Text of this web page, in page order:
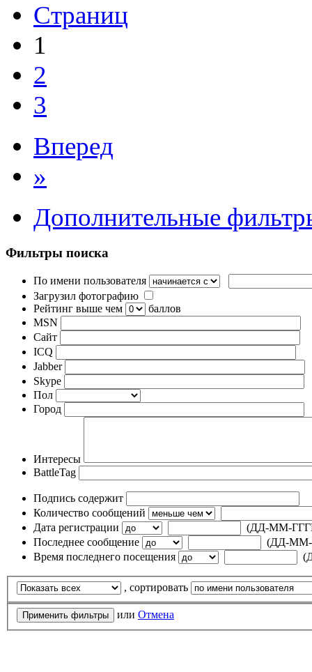
Страниц
1
2
3
Вперед
»
Дополнительные
Фильтры поиска
По имени пользователя
Загрузил фотографию
Рейтинг выше чем
баллов
MSN
Сайт
ICQ
Jabber
Skype
Пол
Город
Интересы
BattleTag
Подпись содержит
Количество сообщений
Дата регистрации
(ДД-ММ-
Последнее сообщение
(ДД-ММ-
Время последнего посещения
, сортировать
или Отмена